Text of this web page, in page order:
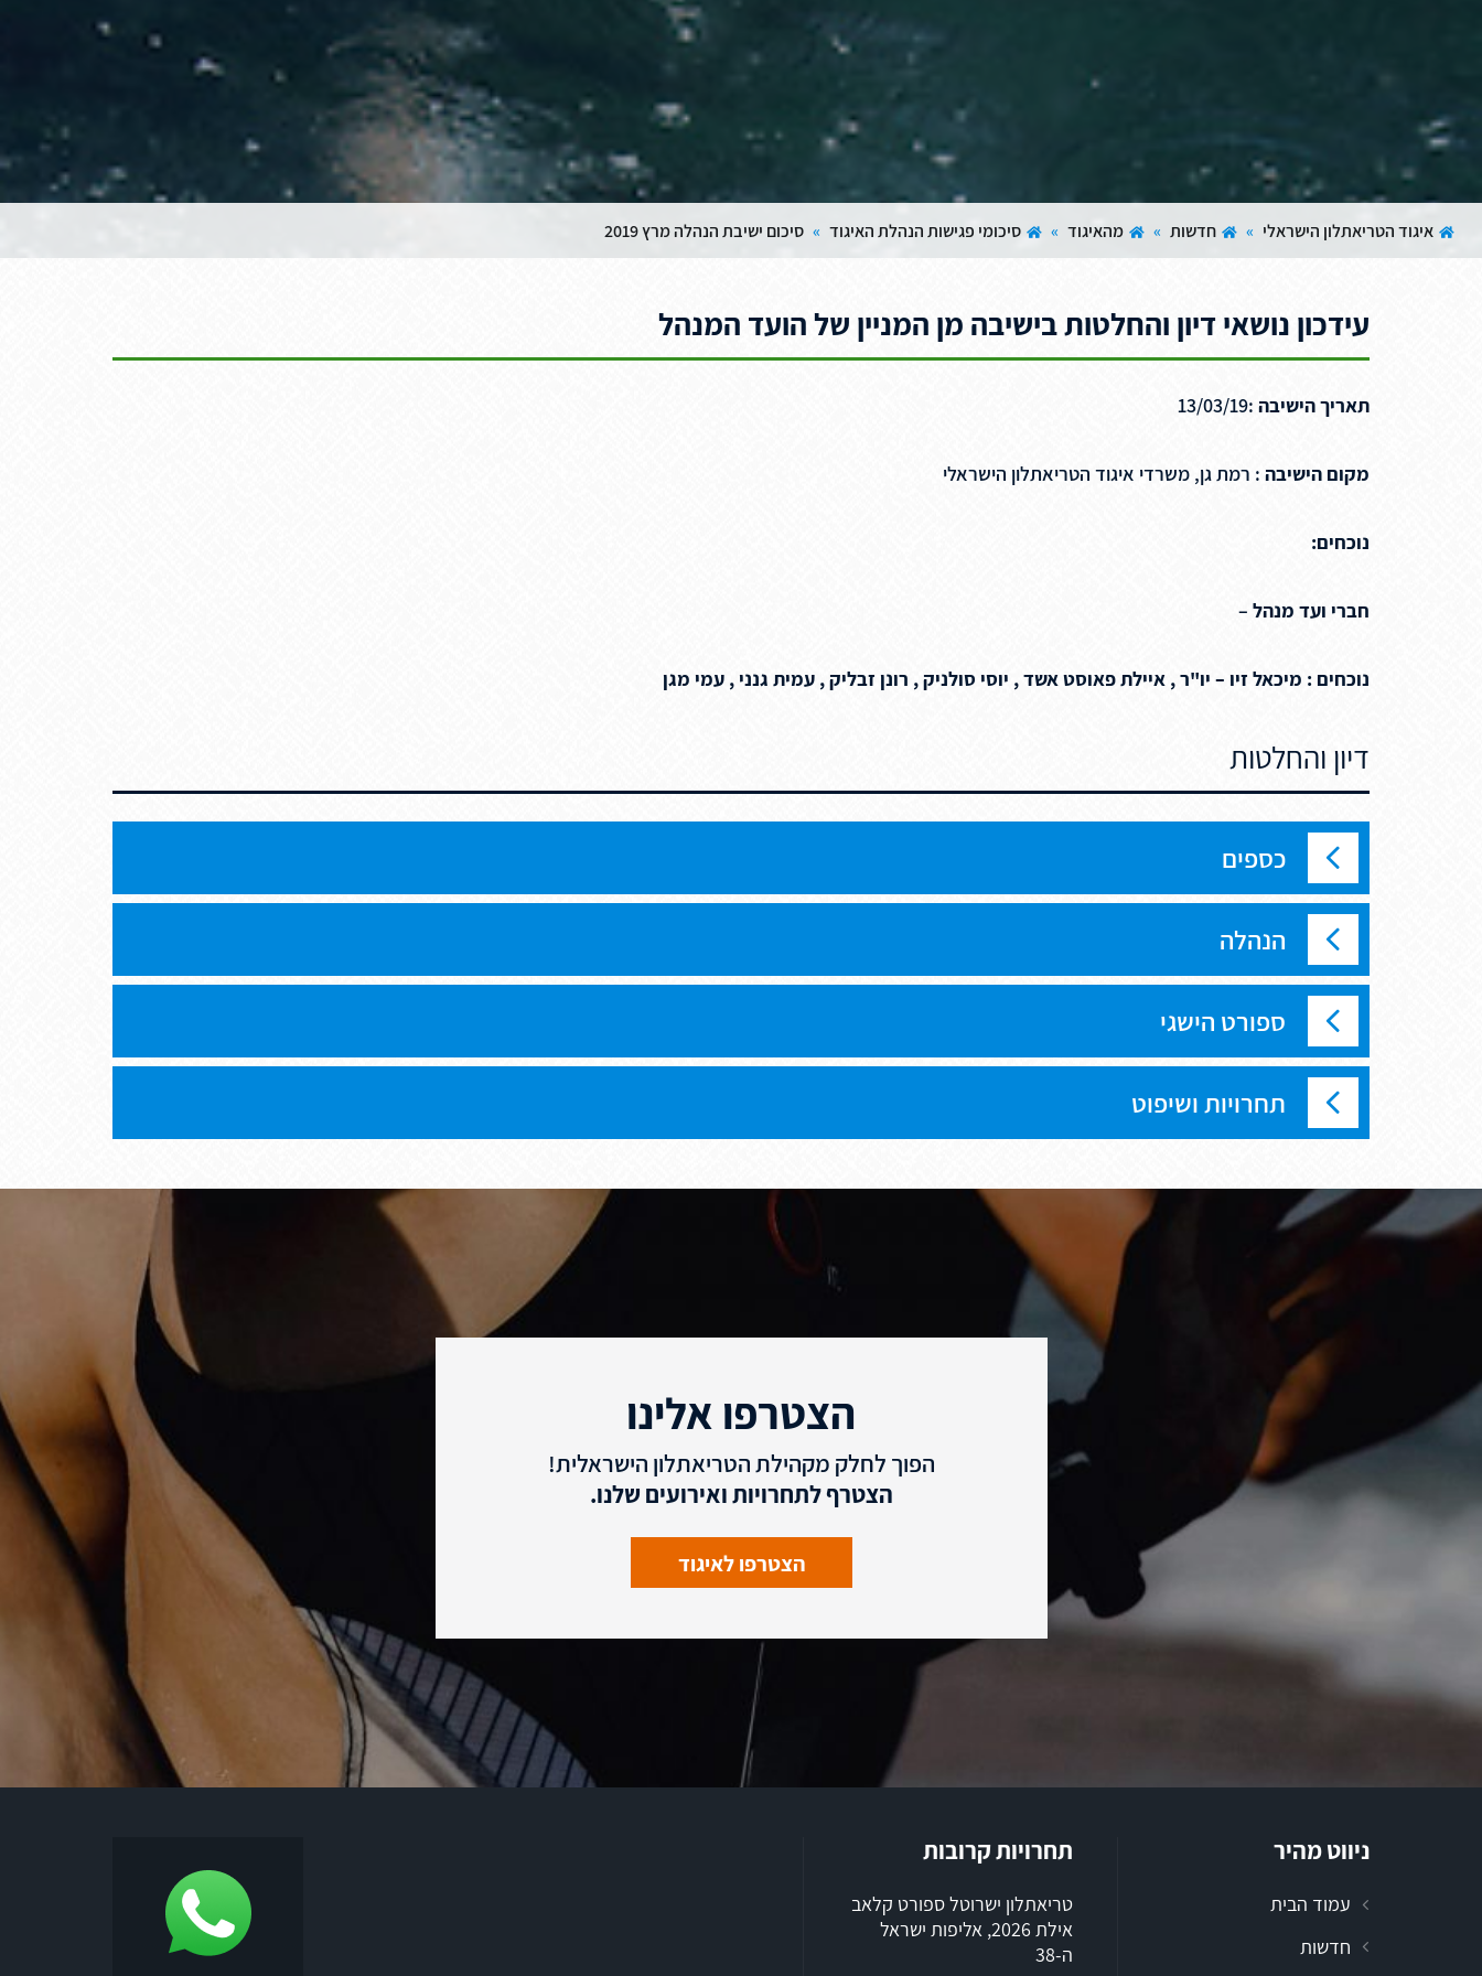
איגוד הטריאתלון הישראלי » חדשות » מהאיגוד » סיכומי פגישות הנהלת האיגוד » סיכום ישיבת הנהלה מרץ 2019
עידכון נושאי דיון והחלטות בישיבה מן המניין של הועד המנהל
תאריך הישיבה :13/03/19
מקום הישיבה : רמת גן, משרדי איגוד הטריאתלון הישראלי
נוכחים:
חברי ועד מנהל –
נוכחים : מיכאל זיו – יו"ר , איילת פאוסט אשד , יוסי סולניק , רונן זבליק , עמית גנני , עמי מגן
דיון והחלטות
כספים
הנהלה
ספורט הישגי
תחרויות ושיפוט
הצטרפו אלינו
הפוך לחלק מקהילת הטריאתלון הישראלית!
הצטרף לתחרויות ואירועים שלנו.
הצטרפו לאיגוד
ניווט מהיר
עמוד הבית
חדשות
תחרויות קרובות
טריאתלון ישרוטל ספורט קלאב
אילת 2026, אליפות ישראל
ה-38